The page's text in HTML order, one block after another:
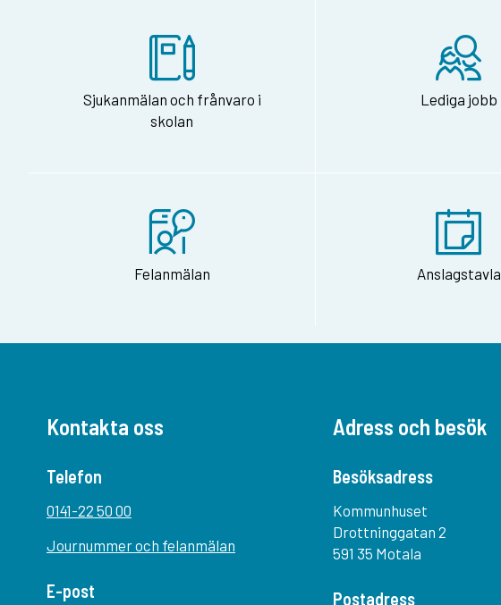
Sjukanmälan och frånvaro i
skolan
Lediga jobb
Felanmälan Anslagstavla
Kontakta oss
Telefon
0141-22 50 00
Journummer och felanmälan
E-post
Adress och besök
Besöksadress
Kommunhuset
Drottninggatan 2
591 35 Motala
Postadress